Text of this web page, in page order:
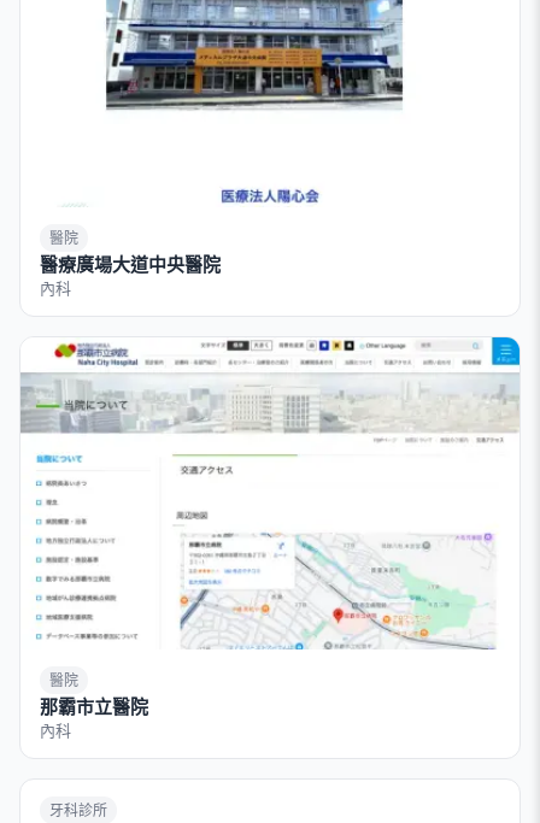
醫院
醫療廣場大道中央醫院
內科
醫院
那霸市立醫院
內科
牙科診所